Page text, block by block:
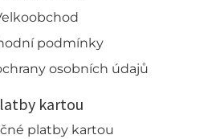
podmínky
osobních údajů
kartou
platby kartou